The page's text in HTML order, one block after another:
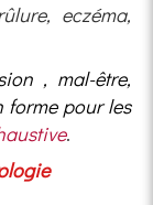
eczéma,
, mal-être,
forme pour les
.